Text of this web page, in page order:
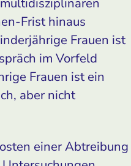
Frist hinaus
Frauen ist
im Vorfeld
Frauen ist ein
aber nicht
einer Abtreibung